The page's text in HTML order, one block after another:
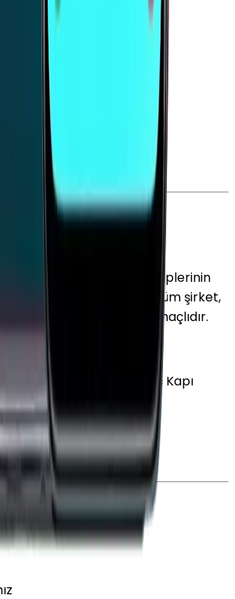
TL
ve markalar ilgili sahiplerinin
web sitesinde kullanılan tüm şirket,
yalnızca tanımlama amaçlıdır.
Lalegül Sokağı No:5, İç Kapı
İstanbul